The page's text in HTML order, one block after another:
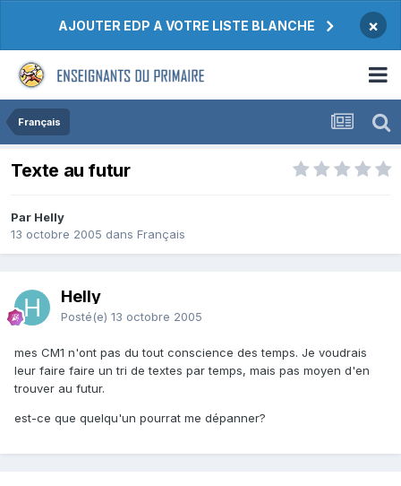
AJOUTER EDP A VOTRE LISTE BLANCHE ×
Français
Texte au futur
Par Helly
13 octobre 2005 dans Français
Helly
Posté(e) 13 octobre 2005
mes CM1 n'ont pas du tout conscience des temps. Je voudrais
leur faire faire un tri de textes par temps, mais pas moyen d'en
trouver au futur.
est-ce que quelqu'un pourrat me dépanner?